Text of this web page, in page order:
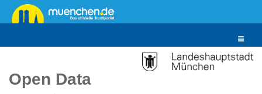
Überspringen
zum
Toggle
Open Data